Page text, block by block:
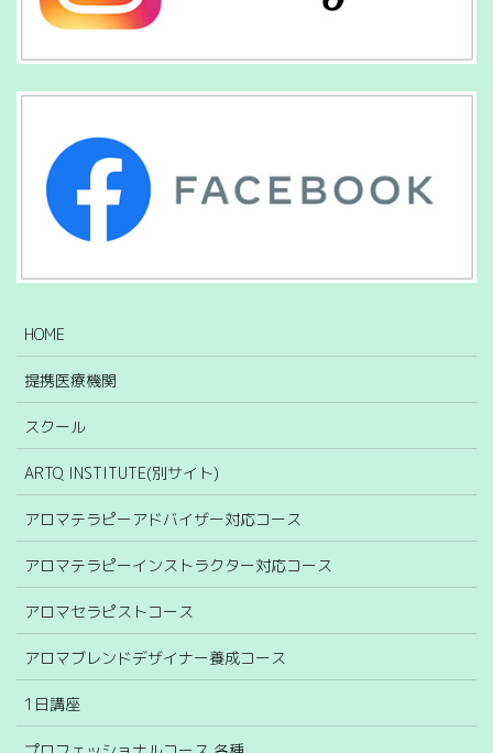
HOME
提携医療機関
スクール
ARTQ INSTITUTE(別サイト)
アロマテラピーアドバイザー対応コース
アロマテラピーインストラクター対応コース
アロマセラピストコース
アロマブレンドデザイナー養成コース
1日講座